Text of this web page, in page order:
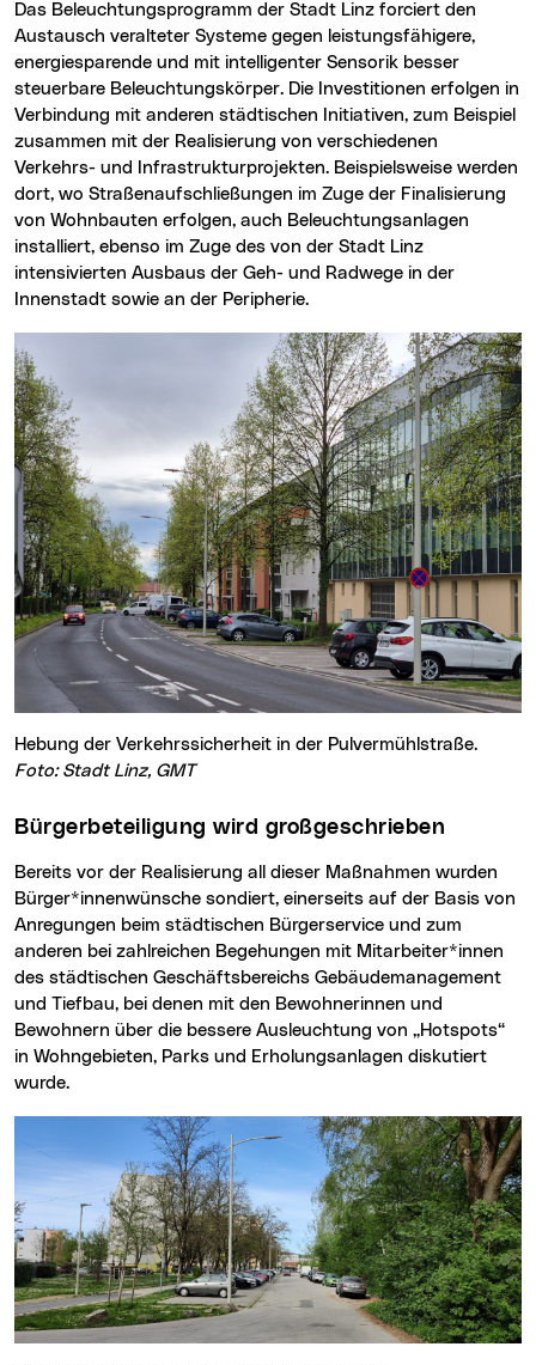
Das Beleuchtungsprogramm der Stadt Linz forciert den
Austausch veralteter Systeme gegen leistungsfähigere,
energiesparende und mit intelligenter Sensorik besser
steuerbare Beleuchtungskörper. Die Investitionen erfolgen in
Verbindung mit anderen städtischen Initiativen, zum Beispiel
zusammen mit der Realisierung von verschiedenen
Verkehrs- und Infrastrukturprojekten. Beispielsweise werden
dort, wo Straßenaufschließungen im Zuge der Finalisierung
von Wohnbauten erfolgen, auch Beleuchtungsanlagen
installiert, ebenso im Zuge des von der Stadt Linz
intensivierten Ausbaus der Geh- und Radwege in der
Innenstadt sowie an der Peripherie.
Hebung der Verkehrssicherheit in der Pulvermühlstraße.
Foto: Stadt Linz, GMT
Bürgerbeteiligung wird großgeschrieben
Bereits vor der Realisierung all dieser Maßnahmen wurden
Bürger*innenwünsche sondiert, einerseits auf der Basis von
Anregungen beim städtischen Bürgerservice und zum
anderen bei zahlreichen Begehungen mit Mitarbeiter*innen
des städtischen Geschäftsbereichs Gebäudemanagement
und Tiefbau, bei denen mit den Bewohnerinnen und
Bewohnern über die bessere Ausleuchtung von „Hotspots“
in Wohngebieten, Parks und Erholungsanlagen diskutiert
wurde.